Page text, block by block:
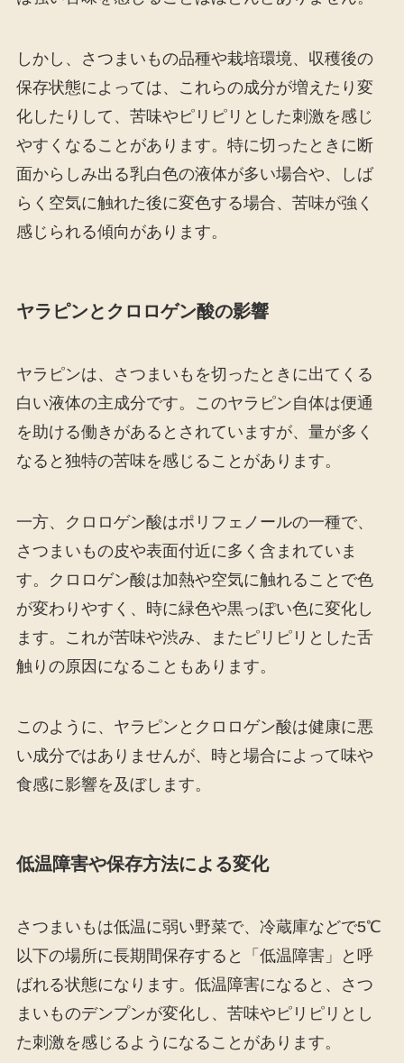
しかし、さつまいもの品種や栽培環境、収穫後の
保存状態によっては、これらの成分が増えたり変
化したりして、苦味やピリピリとした刺激を感じ
やすくなることがあります。特に切ったときに断
面からしみ出る乳白色の液体が多い場合や、しば
らく空気に触れた後に変色する場合、苦味が強く
感じられる傾向があります。
ヤラピンとクロロゲン酸の影響
ヤラピンは、さつまいもを切ったときに出てくる
白い液体の主成分です。このヤラピン自体は便通
を助ける働きがあるとされていますが、量が多く
なると独特の苦味を感じることがあります。
一方、クロロゲン酸はポリフェノールの一種で、
さつまいもの皮や表面付近に多く含まれていま
す。クロロゲン酸は加熱や空気に触れることで色
が変わりやすく、時に緑色や黒っぽい色に変化し
ます。これが苦味や渋み、またピリピリとした舌
触りの原因になることもあります。
このように、ヤラピンとクロロゲン酸は健康に悪
い成分ではありませんが、時と場合によって味や
食感に影響を及ぼします。
低温障害や保存方法による変化
さつまいもは低温に弱い野菜で、冷蔵庫などで5℃
以下の場所に長期間保存すると「低温障害」と呼
ばれる状態になります。低温障害になると、さつ
まいものデンプンが変化し、苦味やピリピリとし
た刺激を感じるようになることがあります。